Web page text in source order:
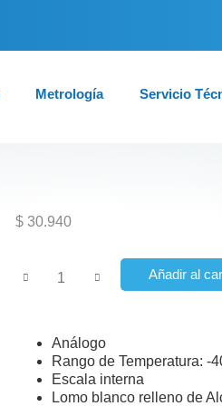
Metrología Servicio
$30.940
Añadir al
Análogo
Rango de Temperatura: -
Escala interna
Lomo blanco relleno de